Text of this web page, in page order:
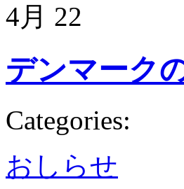
4月 22
デンマーク
Categories:
おしらせ